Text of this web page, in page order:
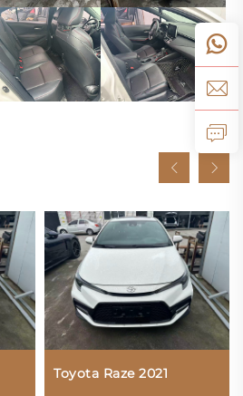
Toyota Raze 2021